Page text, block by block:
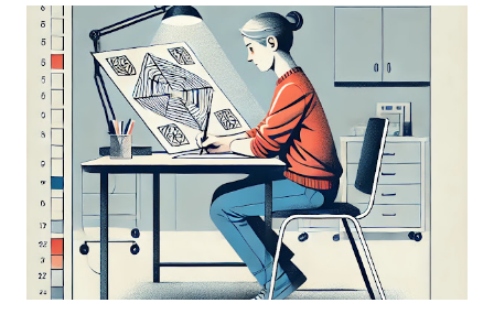
４点以上の乖離（discrepancy）があった場合は？ 実施した
ばかりのアセスメントを詳しく考えてみると、言葉の受容と表
出が明らかに難しいケースだったけど、視空間スキルと処理速
度はまったく問題なく保たれていた。-Miriam という問題提起
に対するスレッドのようだ。 私も以前に何度か同じようなパタ
ーンに出会ったことがあって似たようなことを考えたことがあ
るけど、ぜんぜん専門外だったから。あなたももう考えてるだ
ろうけど、語音整列はたぶんより複雑な課題だと思う。という
のも、数唱のように単に数字を扱うんじゃなくって、（文字と
数字という）二種類の情報を使ってそれを切り替えながら作業